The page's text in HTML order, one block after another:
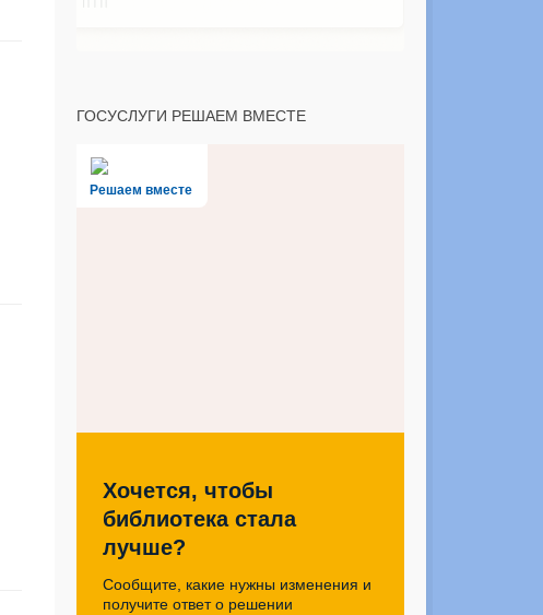
ГОСУСЛУГИ РЕШАЕМ ВМЕСТЕ
Решаем вместе
Хочется, чтобы
библиотека стала
лучше?
Сообщите, какие нужны изменения и
получите ответ о решении